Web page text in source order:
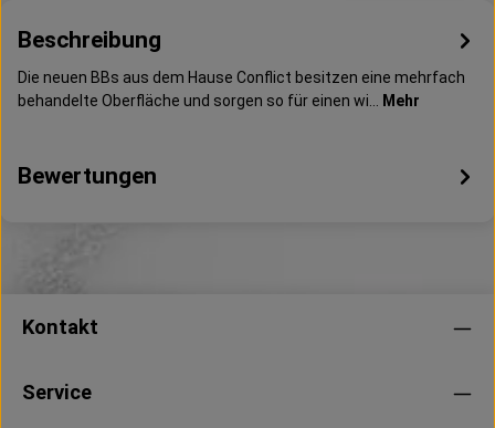
Beschreibung
Die neuen BBs aus dem Hause Conflict besitzen eine mehrfach
behandelte Oberfläche und sorgen so für einen wi…
Mehr
Bewertungen
Kontakt
Service